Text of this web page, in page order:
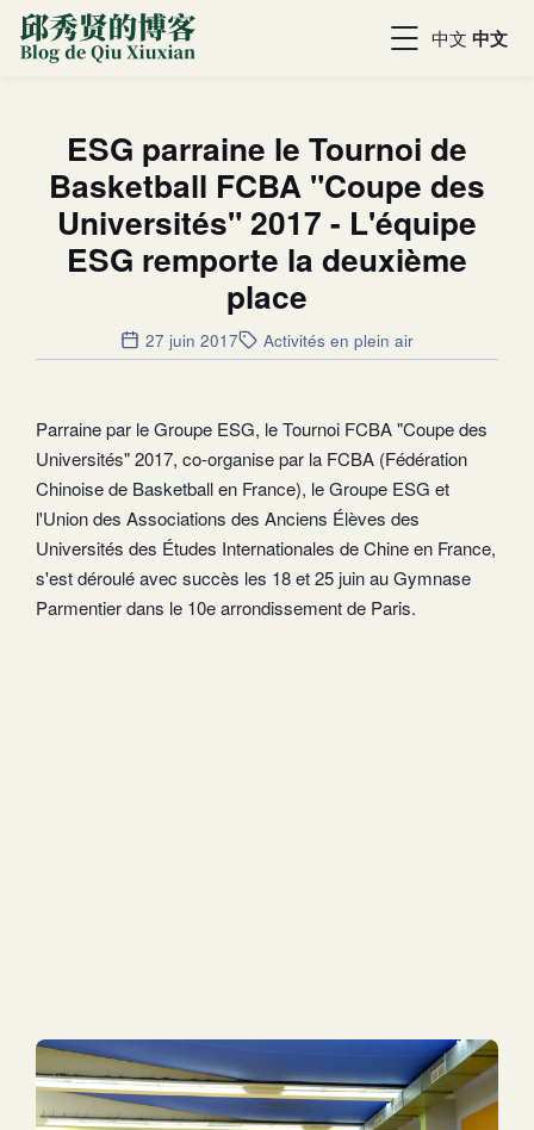
中文 中文
ESG parraine le Tournoi de
Basketball FCBA "Coupe des
Universités" 2017 - L'équipe
ESG remporte la deuxième
place
27 juin 2017 Activités en plein air
Parraine par le Groupe ESG, le Tournoi FCBA "Coupe des
Universités" 2017, co-organise par la FCBA (Fédération
Chinoise de Basketball en France), le Groupe ESG et
l'Union des Associations des Anciens Élèves des
Universités des Études Internationales de Chine en France,
s'est déroulé avec succès les 18 et 25 juin au Gymnase
Parmentier dans le 10e arrondissement de Paris.